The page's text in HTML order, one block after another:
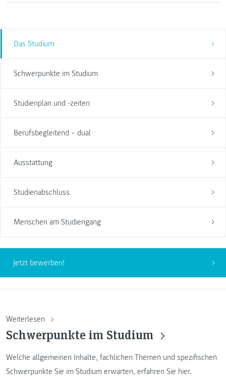
Das Studium
Schwerpunkte im Studium
Studienplan und -zeiten
Berufsbegleitend – dual
Ausstattung
Studienabschluss
Menschen am Studiengang
Jetzt bewerben!
Weiterlesen
Schwerpunkte im Studium
Welche allgemeinen Inhalte, fachlichen Themen und spezifischen
Schwerpunkte Sie im Studium erwarten, erfahren Sie hier.